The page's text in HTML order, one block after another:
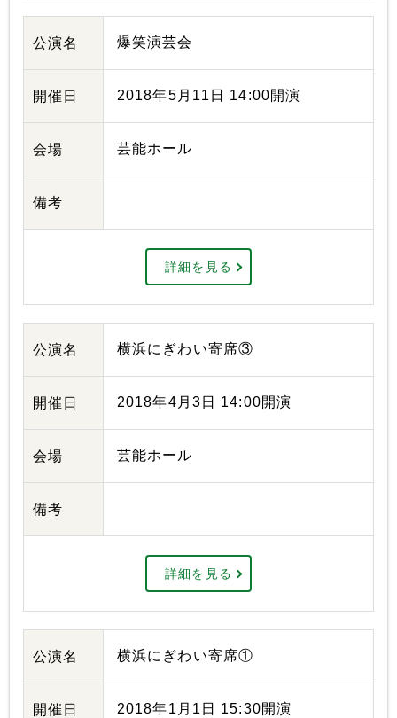
公演名 爆笑演芸会
開催日 2018年5月11日 14:00開演
会場 芸能ホール
備考
詳細を見る
公演名 横浜にぎわい寄席③
開催日 2018年4月3日 14:00開演
会場 芸能ホール
備考
詳細を見る
公演名 横浜にぎわい寄席①
開催日 2018年1月1日 15:30開演